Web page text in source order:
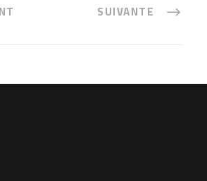
SUIVANTE